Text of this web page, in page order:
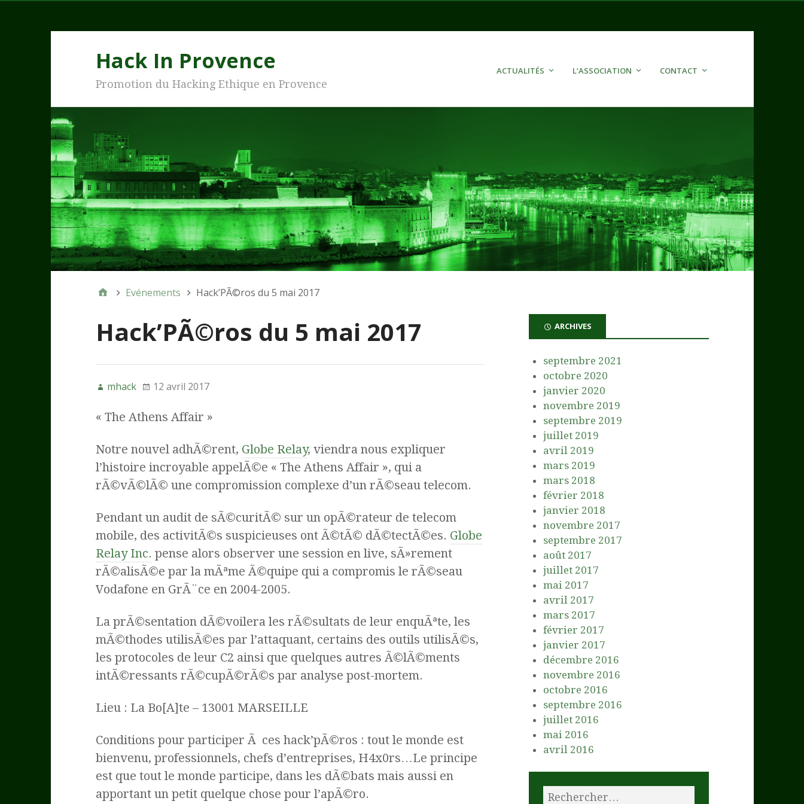
Hack In Provence
Promotion du Hacking Ethique en Provence
ACTUALITÉS L’ASSOCIATION CONTACT
Evénements Hack’PÃ©ros du 5 mai 2017
Hack’PÃ©ros du 5 mai 2017
mhack 12 avril 2017
« The Athens Affair »
Notre nouvel adhÃ©rent, Globe Relay, viendra nous expliquer
l’histoire incroyable appelÃ©e « The Athens Affair », qui a
rÃ©vÃ©lÃ© une compromission complexe d’un rÃ©seau telecom.
Pendant un audit de sÃ©curitÃ© sur un opÃ©rateur de telecom
mobile, des activitÃ©s suspicieuses ont Ã©tÃ© dÃ©tectÃ©es. Globe
Relay Inc. pense alors observer une session en live, sÃ»rement
rÃ©alisÃ©e par la mÃªme Ã©quipe qui a compromis le rÃ©seau
Vodafone en GrÃ¨ce en 2004-2005.
La prÃ©sentation dÃ©voilera les rÃ©sultats de leur enquÃªte, les
mÃ©thodes utilisÃ©es par l’attaquant, certains des outils utilisÃ©s,
les protocoles de leur C2 ainsi que quelques autres Ã©lÃ©ments
intÃ©ressants rÃ©cupÃ©rÃ©s par analyse post-mortem.
Lieu : La Bo[A]te – 13001 MARSEILLE
Conditions pour participer Ã ces hack’pÃ©ros : tout le monde est
bienvenu, professionnels, chefs d’entreprises, H4x0rs…Le principe
est que tout le monde participe, dans les dÃ©bats mais aussi en
apportant un petit quelque chose pour l’apÃ©ro.
ARCHIVES
septembre 2021
octobre 2020
janvier 2020
novembre 2019
septembre 2019
juillet 2019
avril 2019
mars 2019
mars 2018
février 2018
janvier 2018
novembre 2017
septembre 2017
août 2017
juillet 2017
mai 2017
avril 2017
mars 2017
février 2017
janvier 2017
décembre 2016
novembre 2016
octobre 2016
septembre 2016
juillet 2016
mai 2016
avril 2016